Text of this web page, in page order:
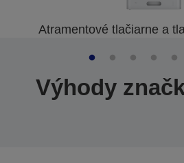
Atramentové tlačiarne a
Výhody